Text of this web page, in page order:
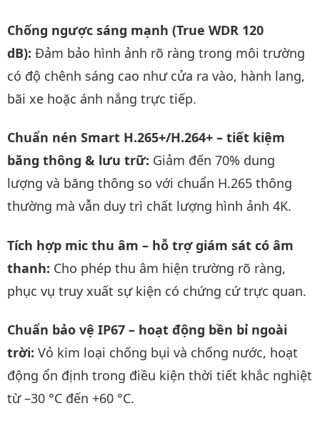
Chống ngược sáng mạnh (True WDR 120
dB): Đảm bảo hình ảnh rõ ràng trong môi trường
có độ chênh sáng cao như cửa ra vào, hành lang,
bãi xe hoặc ánh nắng trực tiếp.
Chuẩn nén Smart H.265+/H.264+ – tiết kiệm
băng thông & lưu trữ: Giảm đến 70% dung
lượng và băng thông so với chuẩn H.265 thông
thường mà vẫn duy trì chất lượng hình ảnh 4K.
Tích hợp mic thu âm – hỗ trợ giám sát có âm
thanh: Cho phép thu âm hiện trường rõ ràng,
phục vụ truy xuất sự kiện có chứng cứ trực quan.
Chuẩn bảo vệ IP67 – hoạt động bền bỉ ngoài
trời: Vỏ kim loại chống bụi và chống nước, hoạt
động ổn định trong điều kiện thời tiết khắc nghiệt
từ –30 °C đến +60 °C.